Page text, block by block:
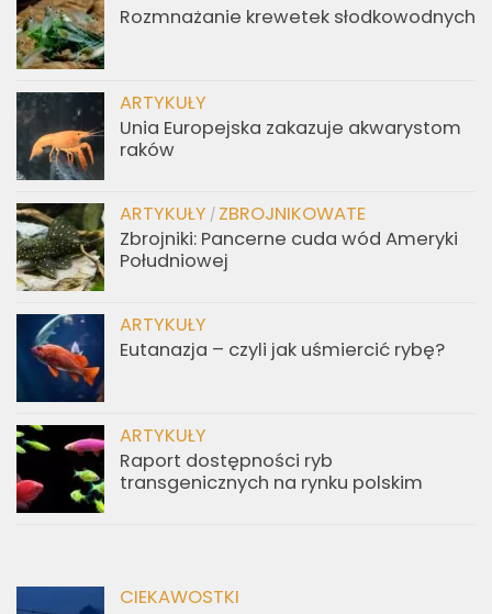
Rozmnażanie krewetek słodkowodnych
ARTYKUŁY
Unia Europejska zakazuje akwarystom
raków
ARTYKUŁY / ZBROJNIKOWATE
Zbrojniki: Pancerne cuda wód Ameryki
Południowej
ARTYKUŁY
Eutanazja – czyli jak uśmiercić rybę?
ARTYKUŁY
Raport dostępności ryb
transgenicznych na rynku polskim
CIEKAWOSTKI